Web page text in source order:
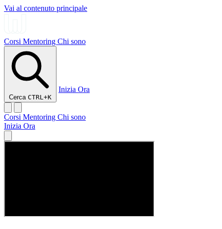
Vai al contenuto principale
Corsi Mentoring Chi sono
Cerca CTRL+K
Inizia Ora
Corsi Mentoring Chi sono
Inizia Ora